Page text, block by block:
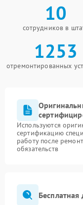
10
сотрудников в
1253
отремонтированных
Используются
сертификацию
работу после
обязательств